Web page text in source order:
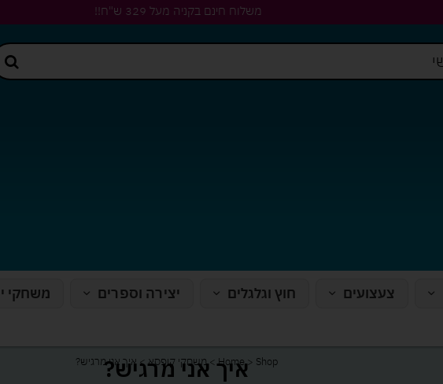
משלוח חינם בקניה מעל 329 ש"ח!!
צעצועים חוץ וגלגלים יצירה וספרים משחקי
Home> Shop
>משחקי קופסא >איך אני מרגיש?
איך אני מרגיש?